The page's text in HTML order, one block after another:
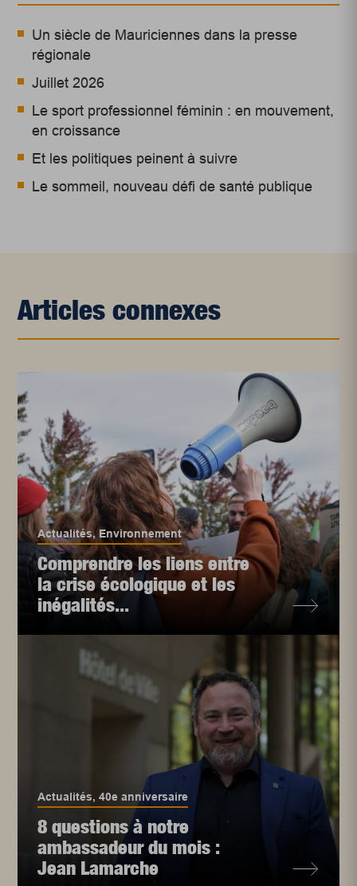
Un siècle de Mauriciennes dans la presse
régionale
Juillet 2026
Le sport professionnel féminin : en mouvement,
en croissance
Et les politiques peinent à suivre
Le sommeil, nouveau défi de santé publique
Articles connexes
Actualités, Environnement
Comprendre les liens entre
la crise écologique et les
inégalités...
Actualités,40e anniversaire
8 questions à notre
ambassadeur du mois :
Jean Lamarche